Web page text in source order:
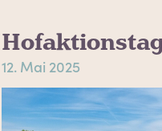
12. Mai 2025